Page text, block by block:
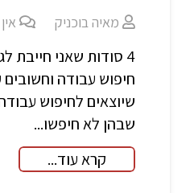
מאיה בוכניק
4 סודות שאני חייבת
חיפוש עבודה וחשובים
שיוצאים לחיפוש
שבהן לא חיפשו...
קרא עוד...